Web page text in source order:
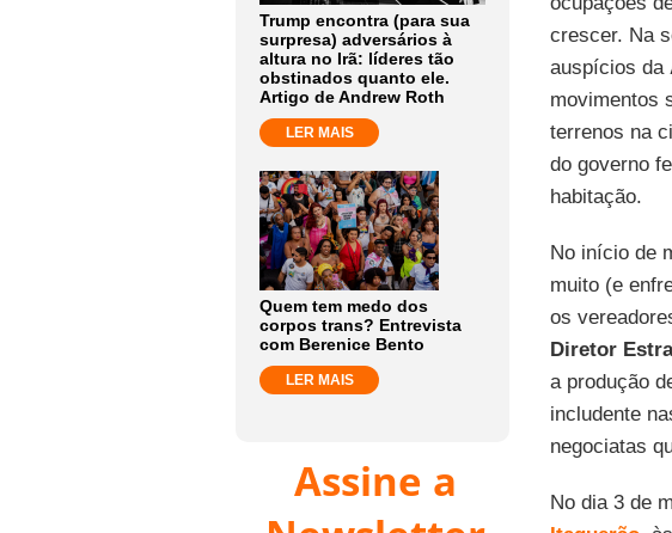
Trump encontra (para sua
surpresa) adversários à
altura no Irã: líderes tão
obstinados quanto ele.
Artigo de Andrew Roth
LER MAIS
Quem tem medo dos
corpos trans? Entrevista
com Berenice Bento
LER MAIS
Assine a
crescer. Na
auspícios da
movimentos
terrenos na
do governo
habitação.
No início de
muito (e
os
Diretor
a produção
includente
negociatas
No dia 3 de